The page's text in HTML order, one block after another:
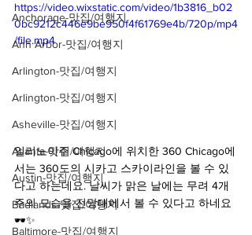
Anchorage-맛집/여행지
Ann Arbor-맛집/여행지
Arlington-맛집/여행지
Arlington-맛집/여행지
Asheville-맛집/여행지
Atlanta-맛집/여행지
Austin-맛집/여행지
Badlands-맛집/여행지
Baltimore-맛집/여행지
https://video.wixstatic.com/video/1b3816_b02
0bc9212c446e9be950f4f61769e4b/720p/mp4
/file.mp4
일리노이주 Chicago에 위치한 360 Chicago에
서는 360도의 시카고 스카이라인을 볼 수 있
다고 하는데요. 날씨가 맑은 날에는 무려 4개
주의 모습을 전망대에서 볼 수 있다고 하네요
🕶✨